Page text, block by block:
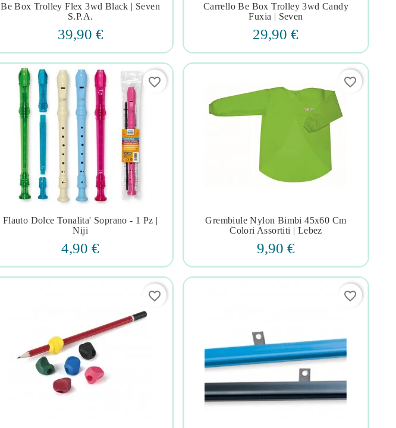
 
Be Box Trolley Flex 3wd Black | Seven
S.p.a.
39,90 €
 
Carrello Be Box Trolley 3wd Candy
Fuxia | Seven
29,90 €

Flauto Dolce Tonalita' Soprano - 1 Pz |
Niji
4,90 €
favorite_border
   
Grembiule Nylon Bimbi 45x60 Cm
Colori Assortiti | Lebez
9,90 €
favorite_border
favorite_border favorite_border